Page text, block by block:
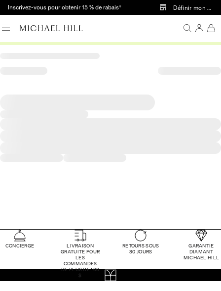
Passer au contenu principal
Inscrivez-vous pour obtenir 15 % de rabais† Définir mon
CONCIERGE
LIVRAISON
GRATUITE POUR
LES
COMMANDES
DE PLUS DE 100
$
RETOURS SOUS
30 JOURS
GARANTIE
DIAMANT
MICHAEL HILL